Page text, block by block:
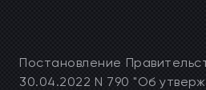
Постановление
30.04.2022 N 790 "Об